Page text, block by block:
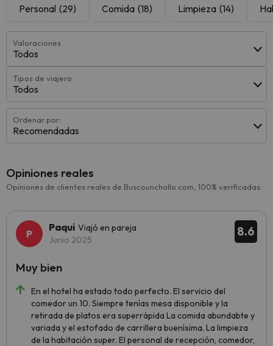
Personal (29) Comida (18) Limpieza (14)
Valoraciones
Todos
Tipos de viajero
Todos
Ordenar por:
Recomendadas
Opiniones reales
Opiniones de clientes reales de Buscounchollo.com, 100% verificadas.
8.6
Paqui Viajó en pareja
Junio 2025
En el hotel ha estado todo perfecto. El servicio del
comedor un 10. Siempre tenías mesa disponible y la
retirada de platos era superrápida La comida abundabte y
variada y el estofado de carrillera buenísima. La limpieza
de la habitación super. El personal de recepción, comedor,
Muy bien